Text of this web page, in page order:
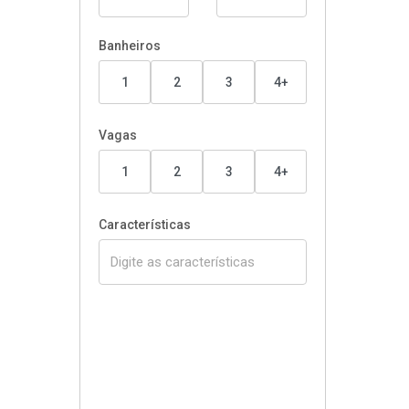
Banheiros
1 2 3 4+
Vagas
1 2 3 4+
Características